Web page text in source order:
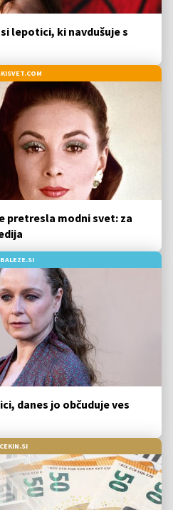
lepotici, ki navdušuje s
pretresla modni svet: za
danes jo občuduje ves
CEKIN.SI